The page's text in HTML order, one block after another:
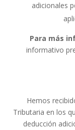
adicionales
Para más
informativo
Hemos
Tributaria en los
deducción